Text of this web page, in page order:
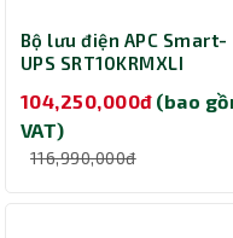
Bộ lưu điện APC Smart-
UPS SRT10KRMXLI
(Online/10000VA/
104,250,000đ (bao
VAT)
116,990,000đ